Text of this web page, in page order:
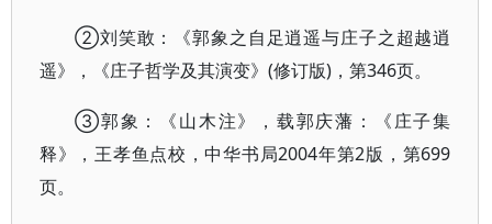
②刘笑敢：《郭象之自足逍遥与庄子之超越逍
遥》，《庄子哲学及其演变》(修订版)，第346页。
③郭象：《山木注》，载郭庆藩：《庄子集
释》，王孝鱼点校，中华书局2004年第2版，第699
页。